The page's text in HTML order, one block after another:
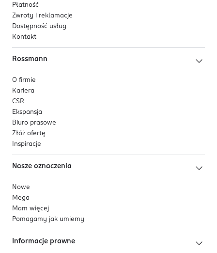
Płatność
Zwroty i reklamacje
Dostępność usług
Kontakt
Rossmann
O firmie
Kariera
CSR
Ekspansja
Biuro prasowe
Złóż ofertę
Inspiracje
Nasze oznaczenia
Nowe
Mega
Mam więcej
Pomagamy jak umiemy
Informacje prawne